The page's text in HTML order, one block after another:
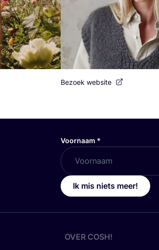
Bezoek website
Voornaam *
Ik mis niets meer!
OVER COSH!